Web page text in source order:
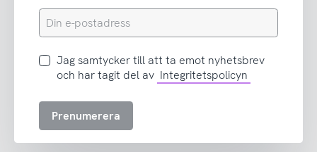
Din
e-
Jag
samtycker
att
Jag samtycker till att ta emot nyhetsbrev
och har tagit del av Integritetspolicyn
Prenumerera